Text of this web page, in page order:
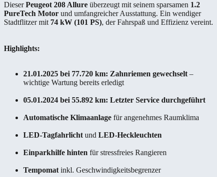
DieserPeugeot 208 Allure überzeugt mit seinem sparsamen 1.2
PureTech Motor und umfangreicher Ausstattung. Ein wendiger
Stadtflitzer mit 74 kW (101 PS), der Fahrspaß und Effizienz vereint.
Highlights:
21.01.2025 bei 77.720 km: Zahnriemen gewechselt –
wichtige Wartung bereits erledigt
05.01.2024 bei 55.892 km: Letzter Service durchgeführt
Automatische Klimaanlage für angenehmes Raumklima
LED-Tagfahrlicht und LED-Heckleuchten
Einparkhilfe hinten für stressfreies Rangieren
Tempomat inkl. Geschwindigkeitsbegrenzer